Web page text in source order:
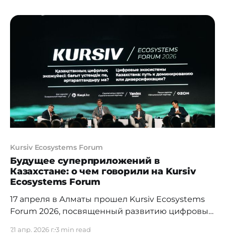
финансовой сферы, платежной
стал признанной международной площадкой,
на которой встречаются представители
банковского сектора, регулирующих органов,
финтех-компаний, ИТ-индустрии, электронной
коммерции,
Kursiv Ecosystems Forum
Будущее суперприложений в
Казахстане: о чем говорили на Kursiv
Ecosystems Forum
17 апреля в Алматы прошел Kursiv Ecosystems
Forum 2026, посвященный развитию цифровых
21 апр. 2026 г.3 min read